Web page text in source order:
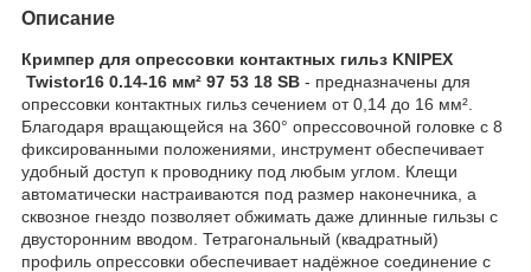
Описание
Кримпер для опрессовки контактных гильз KNIPEX
Twistor16 0.14-16 мм² 97 53 18 SB - предназначены для
опрессовки контактных гильз сечением от 0,14 до 16 мм².
Благодаря вращающейся на 360° опрессовочной головке с 8
фиксированными положениями, инструмент обеспечивает
удобный доступ к проводнику под любым углом. Клещи
автоматически настраиваются под размер наконечника, а
сквозное гнездо позволяет обжимать даже длинные гильзы с
двусторонним вводом. Тетрагональный (квадратный)
профиль опрессовки обеспечивает надёжное соединение с